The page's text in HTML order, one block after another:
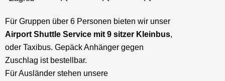
Für Gruppen über 6 Personen bieten wir unser
Airport Shuttle Service mit 9 sitzer Kleinbus,
oder Taxibus. Gepäck Anhänger gegen
Zuschlag ist bestellbar.
Für Ausländer stehen unsere